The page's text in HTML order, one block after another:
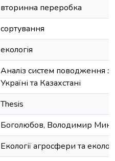
вторинна переробка
сортування
екологія
Аналіз систем поводження з
Україні та Казахстані
Thesis
Боголюбов, Володимир
Екології агросфери та